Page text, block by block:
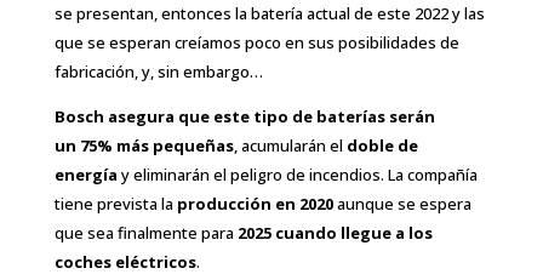
se presentan, entonces la batería actual de este 2022 y las
que se esperan creíamos poco en sus posibilidades de
fabricación, y, sin embargo…
Bosch asegura que este tipo de baterías serán
un 75% más pequeñas, acumularán el doble de
energía y eliminarán el peligro de incendios. La compañía
tiene prevista la producción en 2020aunque se espera
que sea finalmente para 2025 cuando llegue a los
coches eléctricos.